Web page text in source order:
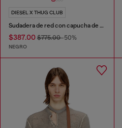
DIESEL X THUG CLUB
Sudadera de red con capucha de cierre completo
$387.00 $775.00-50%
NEGRO